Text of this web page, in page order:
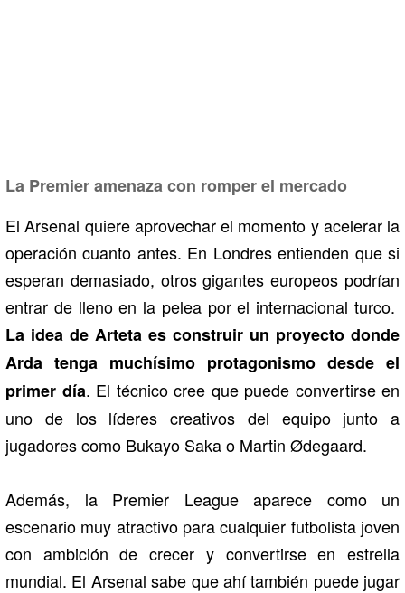
La Premier amenaza con romper el mercado
El Arsenal quiere aprovechar el momento y acelerar la
operación cuanto antes. En Londres entienden que si
esperan demasiado, otros gigantes europeos podrían
entrar de lleno en la pelea por el internacional turco.
La idea de Arteta es construir un proyecto donde
Arda tenga muchísimo protagonismo desde el
primer día. El técnico cree que puede convertirse en
uno de los líderes creativos del equipo junto a
jugadores como Bukayo Saka o Martin Ødegaard.
Además, la Premier League aparece como un
escenario muy atractivo para cualquier futbolista joven
con ambición de crecer y convertirse en estrella
mundial. El Arsenal sabe que ahí también puede jugar